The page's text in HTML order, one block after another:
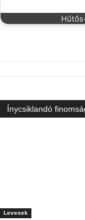
Ínycsiklandó
Levesek